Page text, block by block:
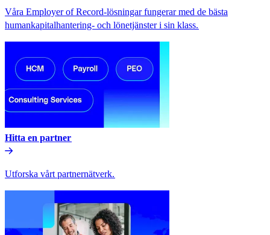
Våra Employer of Record-lösningar fungerar med de bästa
humankapitalhantering- och lönetjänster i sin klass.​​
Hitta en partner​​
Utforska vårt partnernätverk.​​